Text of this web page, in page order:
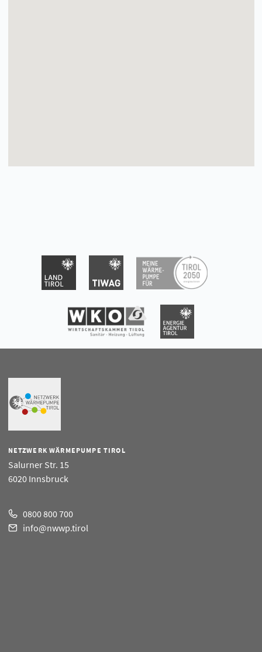
NETZWERK WÄRMEPUMPE TIROL
Salurner Str. 15
6020 Innsbruck
0800 800 700
info@nwwp.tirol